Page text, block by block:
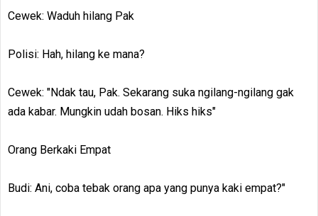
Cewek: Waduh hilang Pak
Polisi: Hah, hilang ke mana?
Cewek: "Ndak tau, Pak. Sekarang suka ngilang-ngilang gak
ada kabar. Mungkin udah bosan. Hiks hiks"
Orang Berkaki Empat
Budi: Ani, coba tebak orang apa yang punya kaki empat?"